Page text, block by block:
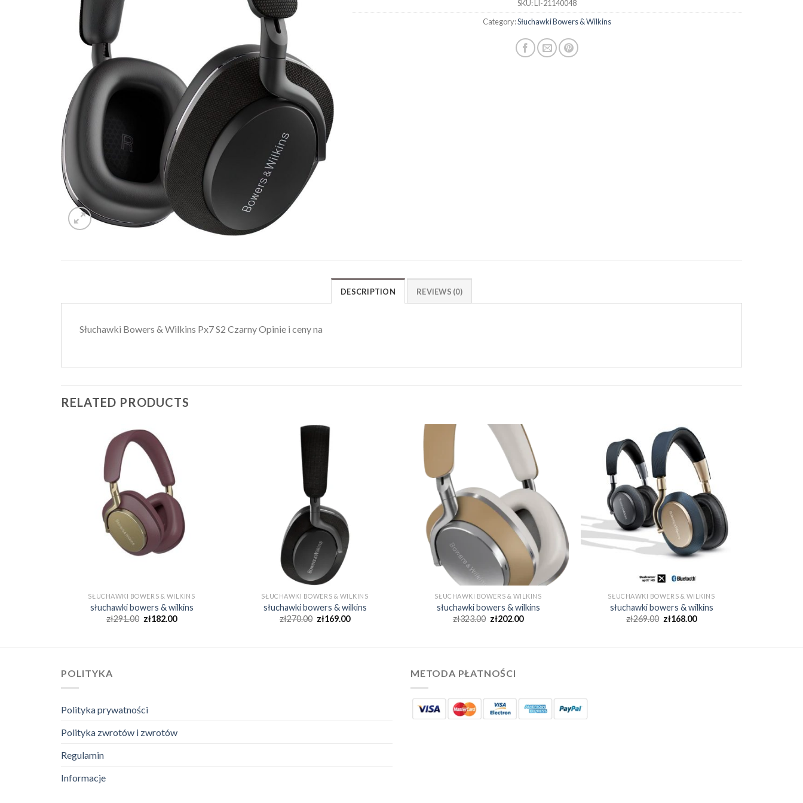
SKU:LI-21140048
Category:Słuchawki Bowers & Wilkins
DESCRIPTION REVIEWS (0)
Słuchawki Bowers & Wilkins Px7 S2 Czarny Opinie i ceny na
RELATED PRODUCTS
SŁUCHAWKI BOWERS & WILKINS
słuchawki bowers & wilkins
zł291.00 zł182.00
SŁUCHAWKI BOWERS & WILKINS
słuchawki bowers & wilkins
zł270.00 zł169.00
SŁUCHAWKI BOWERS & WILKINS
słuchawki bowers & wilkins
zł323.00 zł202.00
SŁUCHAWKI BOWERS & WILKINS
słuchawki bowers & wilkins
zł269.00 zł168.00
POLITYKA
Polityka prywatności
Polityka zwrotów i zwrotów
Regulamin
Informacje
METODA PŁATNOŚCI